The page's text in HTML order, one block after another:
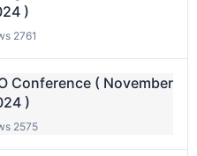
)
2761
Conference ( November
)
2575